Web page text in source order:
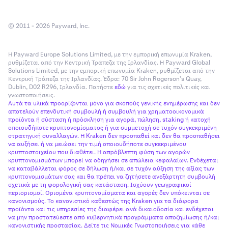
prop":"canceled"}]}
αναλήψεις είναι διαθέσιμες μέσω των σελίδων
υποστήριξηςχρηματοδότησης με μετρητάκαι
χρηματοδότησης με crypto.
© 2011 - 2026 Payward, Inc.
Η Payward Europe Solutions Limited, με την εμπορική επωνυμία Kraken,
ρυθμίζεται από την Κεντρική Τράπεζα της Ιρλανδίας. Η Payward Global
Solutions Limited, με την εμπορική επωνυμία Kraken, ρυθμίζεται από την
Κεντρική Τράπεζα της Ιρλανδίας. Έδρα: 70 Sir John Rogerson’s Quay,
Dublin, D02 R296, Ιρλανδία. Πατήστεεδώγια τις σχετικές πολιτικές και
γνωστοποιήσεις.
Αυτά τα υλικά προορίζονται μόνο για σκοπούς γενικής ενημέρωσης και δεν
αποτελούν επενδυτική συμβουλή ή συμβουλή για χρηματοοικονομικά
προϊόντα ή σύσταση ή πρόσκληση για αγορά, πώληση, staking ή κατοχή
οποιουδήποτε κρυπτονομίσματος ή για συμμετοχή σε τυχόν συγκεκριμένη
στρατηγική συναλλαγών. Η Kraken δεν προσπαθεί και δεν θα προσπαθήσει
να αυξήσει ή να μειώσει την τιμή οποιουδήποτε συγκεκριμένου
κρυπτοστοιχείου που διαθέτει. Η απρόβλεπτη φύση των αγορών
κρυπτονομισμάτων μπορεί να οδηγήσει σε απώλεια κεφαλαίων. Ενδέχεται
να καταβάλλεται φόρος σε δήλωση ή/και σε τυχόν αύξηση της αξίας των
κρυπτονομισμάτων σας και θα πρέπει να ζητήσετε ανεξάρτητη συμβουλή
σχετικά με τη φορολογική σας κατάσταση. Ισχύουν γεωγραφικοί
περιορισμοί. Ορισμένα κρυπτονομίσματα και αγορές δεν υπόκεινται σε
κανονισμούς. Το κανονιστικό καθεστώς της Kraken για τα διάφορα
προϊόντα και τις υπηρεσίες της διαφέρει ανά δικαιοδοσία και ενδέχεται
να μην προστατεύεστε από κυβερνητικά προγράμματα αποζημίωσης ή/και
κανονιστικής προστασίας. Δείτε τις Νομικές Γνωστοποιήσεις για κάθε